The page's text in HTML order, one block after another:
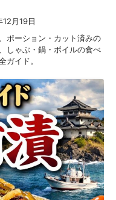
月19日
ポーション・カット済みの
しゃぶ・鍋・ボイルの食べ
ガイド。